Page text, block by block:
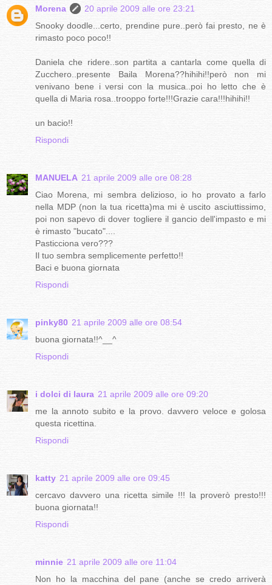
Morena
20 aprile 2009 alle ore 23:21
Snooky doodle...certo, prendine pure..però fai presto, ne è
rimasto poco poco!!
Daniela che ridere..son partita a cantarla come quella di
Zucchero..presente Baila Morena??hihihi!!però non mi
venivano bene i versi con la musica..poi ho letto che è
quella di Maria rosa..trooppo forte!!!Grazie cara!!!hihihi!!
un bacio!!
Rispondi
MANUELA 21 aprile 2009 alle ore 08:28
Ciao Morena, mi sembra delizioso, io ho provato a farlo
nella MDP (non la tua ricetta)ma mi è uscito asciuttissimo,
poi non sapevo di dover togliere il gancio dell'impasto e mi
è rimasto "bucato"....
Pasticciona vero???
Il tuo sembra semplicemente perfetto!!
Baci e buona giornata
Rispondi
pinky80 21 aprile 2009 alle ore 08:54
buona giornata!!^__^
Rispondi
i dolci di laura 21 aprile 2009 alle ore 09:20
me la annoto subito e la provo. davvero veloce e golosa
questa ricettina.
Rispondi
katty 21 aprile 2009 alle ore 09:45
cercavo davvero una ricetta simile !!! la proverò presto!!!
buona giornata!!
Rispondi
minnie 21 aprile 2009 alle ore 11:04
Non ho la macchina del pane (anche se credo arriverà